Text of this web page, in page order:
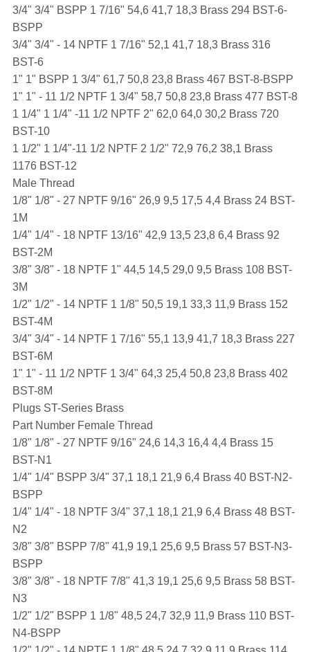
3/4" 3/4" BSPP 1 7/16" 54,6 41,7 18,3 Brass 294 BST-6-
BSPP
3/4" 3/4" - 14 NPTF 1 7/16" 52,1 41,7 18,3 Brass 316
BST-6
1" 1" BSPP 1 3/4" 61,7 50,8 23,8 Brass 467 BST-8-BSPP
1" 1" - 11 1/2 NPTF 1 3/4" 58,7 50,8 23,8 Brass 477 BST-8
1 1/4" 1 1/4" -11 1/2 NPTF 2" 62,0 64,0 30,2 Brass 720
BST-10
1 1/2" 1 1/4"-11 1/2 NPTF 2 1/2" 72,9 76,2 38,1 Brass
1176 BST-12
Male Thread
1/8" 1/8" - 27 NPTF 9/16" 26,9 9,5 17,5 4,4 Brass 24 BST-
1M
1/4" 1/4" - 18 NPTF 13/16" 42,9 13,5 23,8 6,4 Brass 92
BST-2M
3/8" 3/8" - 18 NPTF 1" 44,5 14,5 29,0 9,5 Brass 108 BST-
3M
1/2" 1/2" - 14 NPTF 1 1/8" 50,5 19,1 33,3 11,9 Brass 152
BST-4M
3/4" 3/4" - 14 NPTF 1 7/16" 55,1 13,9 41,7 18,3 Brass 227
BST-6M
1" 1" - 11 1/2 NPTF 1 3/4" 64,3 25,4 50,8 23,8 Brass 402
BST-8M
Plugs ST-Series Brass
Part Number Female Thread
1/8" 1/8" - 27 NPTF 9/16" 24,6 14,3 16,4 4,4 Brass 15
BST-N1
1/4" 1/4" BSPP 3/4" 37,1 18,1 21,9 6,4 Brass 40 BST-N2-
BSPP
1/4" 1/4" - 18 NPTF 3/4" 37,1 18,1 21,9 6,4 Brass 48 BST-
N2
3/8" 3/8" BSPP 7/8" 41,9 19,1 25,6 9,5 Brass 57 BST-N3-
BSPP
3/8" 3/8" - 18 NPTF 7/8" 41,3 19,1 25,6 9,5 Brass 58 BST-
N3
1/2" 1/2" BSPP 1 1/8" 48,5 24,7 32,9 11,9 Brass 110 BST-
N4-BSPP